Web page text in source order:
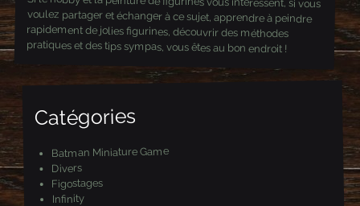
pratiques et des tips sympas, vous êtes au bon endroit !
Catégories
Batman Miniature Game
Divers
Figostages
Infinity